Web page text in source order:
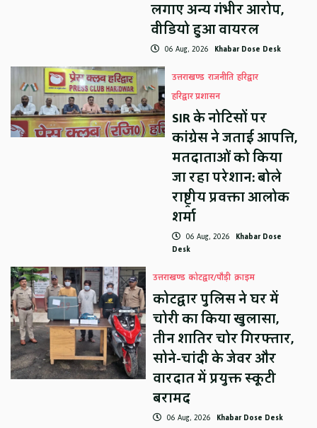
लगाए अन्य गंभीर आरोप,
वीडियो हुआ वायरल
06 Aug, 2026 Khabar Dose Desk
उत्तराखण्ड राजनीति हरिद्वार
हरिद्वार प्रशासन
SIR के नोटिसों पर
कांग्रेस ने जताई आपत्ति,
मतदाताओं को किया
जा रहा परेशान: बोले
राष्ट्रीय प्रवक्ता आलोक
शर्मा
06 Aug, 2026 Khabar Dose
Desk
उत्तराखण्ड कोटद्वार/पौड़ी क्राइम
कोटद्वार पुलिस ने घर में
चोरी का किया खुलासा,
तीन शातिर चोर गिरफ्तार,
सोने-चांदी के जेवर और
वारदात में प्रयुक्त स्कूटी
बरामद
06 Aug, 2026 Khabar Dose Desk